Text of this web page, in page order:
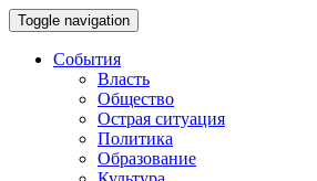
Toggle navigation
События
Власть
Общество
Острая ситуация
Политика
Образование